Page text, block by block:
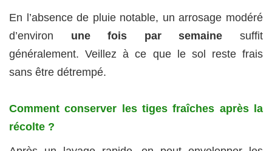
En l’absence de pluie notable, un arrosage modéré
d’environ une fois par semaine suffit
généralement. Veillez à ce que le sol reste frais
sans être détrempé.
Comment conserver les tiges fraîches après la
récolte ?